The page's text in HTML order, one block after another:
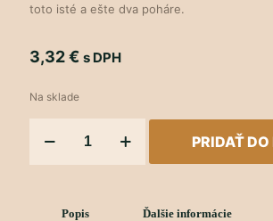
toto isté a ešte dva poháre.
3,32€ s DPH
Na sklade
PRIDAŤ
Popis Ďalšie informácie